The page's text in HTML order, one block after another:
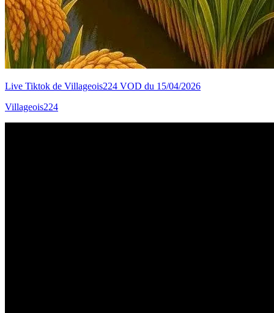
Live Tiktok de Villageois224 VOD du 15/04/2026
Villageois224